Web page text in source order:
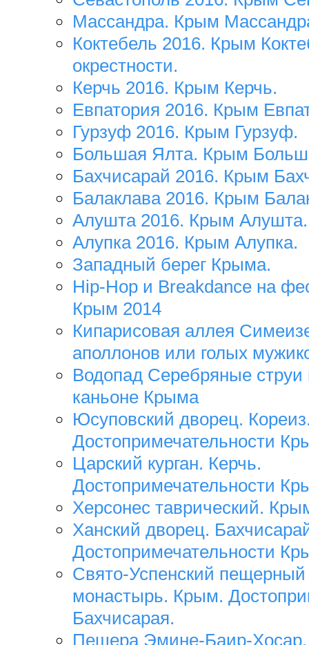
Массандра. Крым
Коктебель 2016. Крым
окрестности.
Керчь 2016. Крым Керчь.
Евпатория 2016. Крым
Гурзуф 2016. Крым Гурзуф.
Большая Ялта. Крым
Бахчисарай 2016. Крым
Балаклава 2016. Крым
Алушта 2016. Крым Алушта.
Алупка 2016. Крым Алупка.
Западный берег Крыма.
Hip-Hop и Breakdance на
Крым 2014
Кипарисовая аллея
аполлонов или голых
Водопад Серебряные
каньоне Крыма
Юсуповский дворец.
Достопримечательности
Царский курган. Керчь.
Достопримечательности
Херсонес таврический.
Ханский дворец.
Достопримечательности
Свято-Успенский
монастырь. Крым.
Бахчисарая.
Пещера Эмине-Баир-